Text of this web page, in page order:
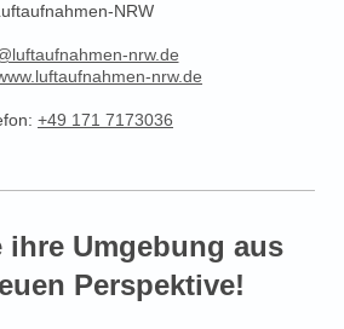
NRW
nrw.de
nrw.de
+49 171 7173036
ihre Umgebung aus
Perspektive!